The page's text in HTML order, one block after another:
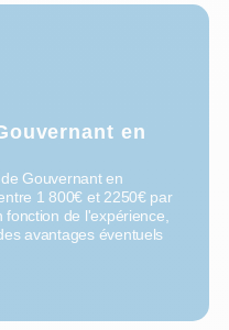
en
Gouvernant en
1 800€ et 2250€ par
de l'expérience,
avantages éventuels